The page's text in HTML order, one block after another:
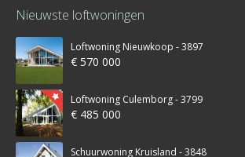
Nieuwste loftwoningen
Loftwoning Nieuwkoop - 3897
€ 570 000
Loftwoning Culemborg - 3799
€ 485 000
Schuurwoning Kruisland - 3848